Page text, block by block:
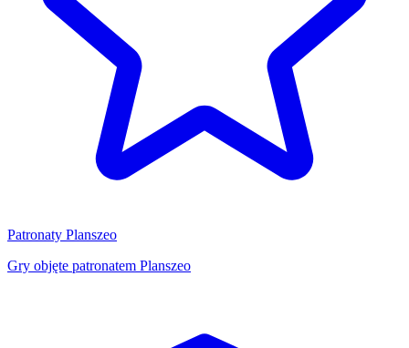
Patronaty Planszeo
Gry objęte patronatem Planszeo